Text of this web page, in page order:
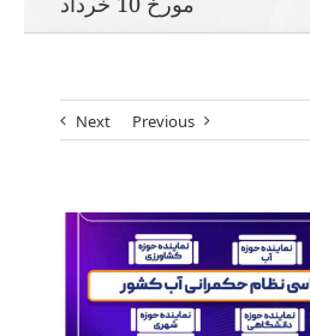
Previous
Next